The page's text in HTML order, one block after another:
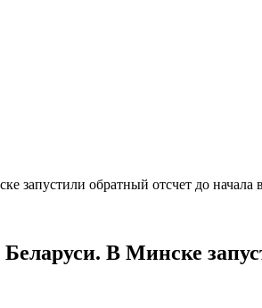
запустили обратный отсчет до начала
В Минске